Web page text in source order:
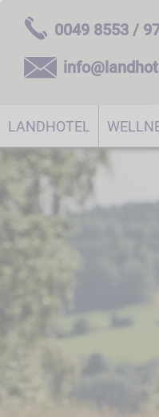
0049 8553 /
LANDHOTEL